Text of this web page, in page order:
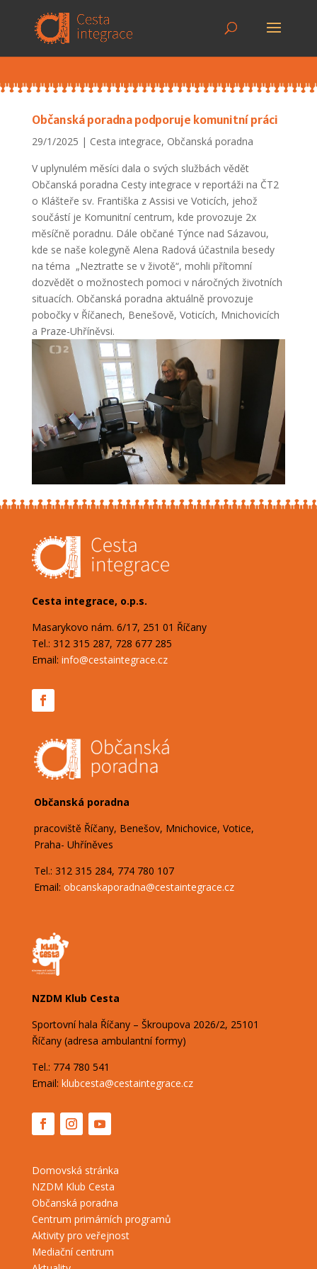
Občanská poradna podporuje komunitní práci
29/1/2025 Cesta integrace, Občanská poradna
V uplynulém měsíci dala o svých službách vědět
Občanská poradna Cesty integrace v reportáži na ČT2
o Klášteře sv. Františka z Assisi ve Voticích, jehož
součástí je Komunitní centrum, kde provozuje 2x
měsíčně poradnu. Dále občané Týnce nad Sázavou,
kde se naše kolegyně Alena Radová účastnila besedy
na téma „Neztraťte se v životě“, mohli přítomní
dozvědět o možnostech pomoci v náročných životních
situacích. Občanská poradna aktuálně provozuje
pobočky v Říčanech, Benešově, Voticích, Mnichovicích
a Praze-Uhříněvsi.
Cesta integrace, o.p.s.
Masarykovo nám. 6/17, 251 01 Říčany
Tel.: 312 315 287, 728 677 285
Email: info@cestaintegrace.cz
Občanská poradna
pracoviště Říčany, Benešov, Mnichovice, Votice,
Praha- Uhříněves
Tel.: 312 315 284, 774 780 107
Email: obcanskaporadna@cestaintegrace.cz
NZDM Klub Cesta
Sportovní hala Říčany – Škroupova 2026/2, 25101
Říčany (adresa ambulantní formy)
Tel.: 774 780 541
Email: klubcesta@cestaintegrace.cz
Domovská stránka
NZDM Klub Cesta
Občanská poradna
Centrum primárních programů
Aktivity pro veřejnost
Mediační centrum